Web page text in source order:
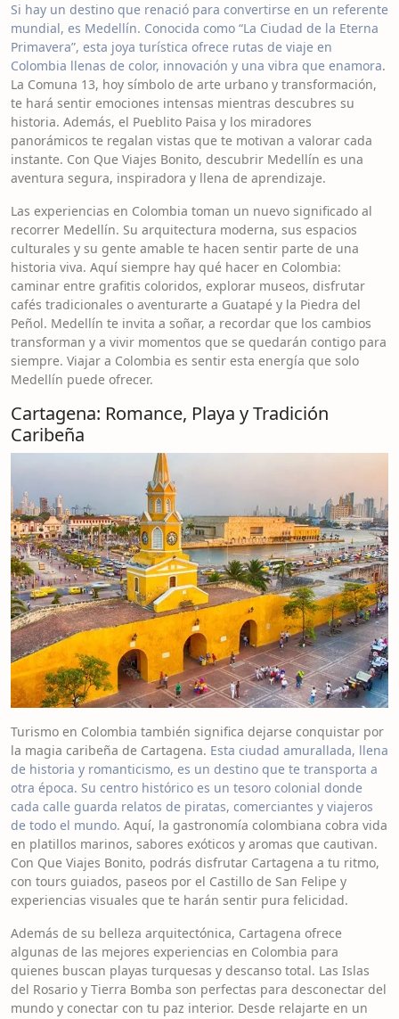
Si hay un destino que renació para convertirse en un referente
mundial, es Medellín. Conocida como “La Ciudad de la Eterna
Primavera”, esta joya turística ofrece rutas de viaje en
Colombia llenas de color, innovación y una vibra que enamora.
La Comuna 13, hoy símbolo de arte urbano y transformación,
te hará sentir emociones intensas mientras descubres su
historia. Además, el Pueblito Paisa y los miradores
panorámicos te regalan vistas que te motivan a valorar cada
instante. Con Que Viajes Bonito, descubrir Medellín es una
aventura segura, inspiradora y llena de aprendizaje.
Las experiencias en Colombia toman un nuevo significado al
recorrer Medellín. Su arquitectura moderna, sus espacios
culturales y su gente amable te hacen sentir parte de una
historia viva. Aquí siempre hay qué hacer en Colombia:
caminar entre grafitis coloridos, explorar museos, disfrutar
cafés tradicionales o aventurarte a Guatapé y la Piedra del
Peñol. Medellín te invita a soñar, a recordar que los cambios
transforman y a vivir momentos que se quedarán contigo para
siempre. Viajar a Colombia es sentir esta energía que solo
Medellín puede ofrecer.
Cartagena: Romance, Playa y Tradición
Caribeña
Turismo en Colombia también significa dejarse conquistar por
la magia caribeña de Cartagena. Esta ciudad amurallada, llena
de historia y romanticismo, es un destino que te transporta a
otra época. Su centro histórico es un tesoro colonial donde
cada calle guarda relatos de piratas, comerciantes y viajeros
de todo el mundo. Aquí, la gastronomía colombiana cobra vida
en platillos marinos, sabores exóticos y aromas que cautivan.
Con Que Viajes Bonito, podrás disfrutar Cartagena a tu ritmo,
con tours guiados, paseos por el Castillo de San Felipe y
experiencias visuales que te harán sentir pura felicidad.
Además de su belleza arquitectónica, Cartagena ofrece
algunas de las mejores experiencias en Colombia para
quienes buscan playas turquesas y descanso total. Las Islas
del Rosario y Tierra Bomba son perfectas para desconectar del
mundo y conectar con tu paz interior. Desde relajarte en un